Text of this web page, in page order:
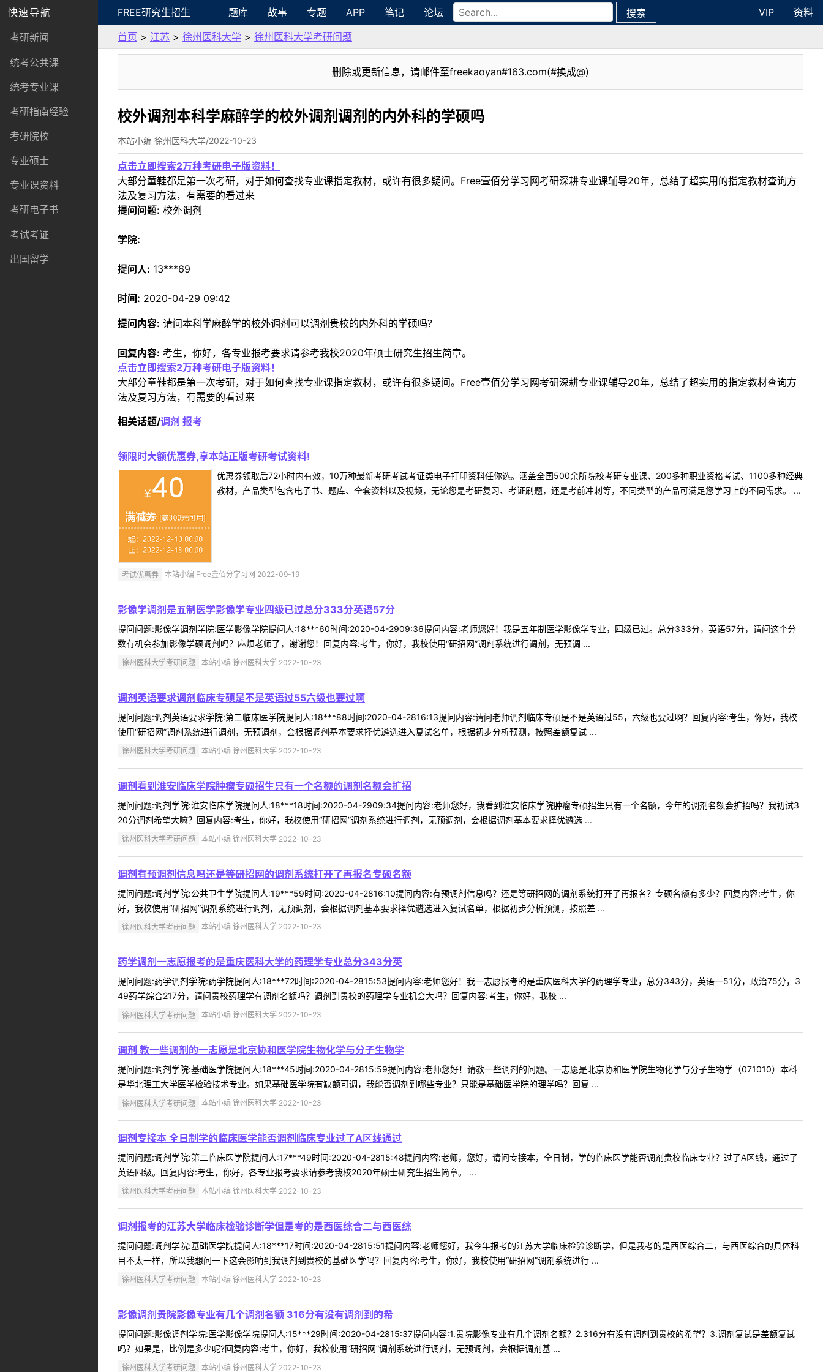
快速导航
考研新闻
统考公共课
统考专业课
考研指南经验
考研院校
专业硕士
专业课资料
考研电子书
考试考证
出国留学
FREE研究生招生 题库 故事 专题 APP 笔记 论坛 搜索 VIP
资料
首页 > 江苏 > 徐州医科大学 > 徐州医科大学考研问题
删除或更新信息，请邮件至freekaoyan#163.com(#换成@)
校外调剂本科学麻醉学的校外调剂调剂的内外科的学硕吗
本站小编 徐州医科大学/2022-10-23
点击立即搜索2万种考研电子版资料！
大部分童鞋都是第一次考研，对于如何查找专业课指定教材，或许有很多疑问。Free壹佰分学习网考研深耕专业课辅导20年，总结了超实用的指定教材查询方
法及复习方法，有需要的看过来
提问问题: 校外调剂
学院:
提问人: 13***69
时间: 2020-04-29 09:42
提问内容: 请问本科学麻醉学的校外调剂可以调剂贵校的内外科的学硕吗？
回复内容: 考生，你好，各专业报考要求请参考我校2020年硕士研究生招生简章。
点击立即搜索2万种考研电子版资料！
大部分童鞋都是第一次考研，对于如何查找专业课指定教材，或许有很多疑问。Free壹佰分学习网考研深耕专业课辅导20年，总结了超实用的指定教材查询方
法及复习方法，有需要的看过来
相关话题/调剂 报考
领限时大额优惠券,享本站正版考研考试资料!
优惠券领取后72小时内有效，10万种最新考研考试考证类电子打印资料任你选。涵盖全国500余所院校考研专业课、200多种职业资格考试、1100多种经典
教材，产品类型包含电子书、题库、全套资料以及视频，无论您是考研复习、考证刷题，还是考前冲刺等，不同类型的产品可满足您学习上的不同需求。 ...
考试优惠券 本站小编 Free壹佰分学习网 2022-09-19
影像学调剂是五制医学影像学专业四级已过总分333分英语57分
提问问题:影像学调剂学院:医学影像学院提问人:18***60时间:2020-04-2909:36提问内容:老师您好！我是五年制医学影像学专业，四级已过。总分333分，英语57分，请问这个分
数有机会参加影像学硕调剂吗？麻烦老师了，谢谢您！回复内容:考生，你好，我校使用“研招网”调剂系统进行调剂，无预调 ...
徐州医科大学考研问题 本站小编 徐州医科大学 2022-10-23
调剂英语要求调剂临床专硕是不是英语过55六级也要过啊
提问问题:调剂英语要求学院:第二临床医学院提问人:18***88时间:2020-04-2816:13提问内容:请问老师调剂临床专硕是不是英语过55，六级也要过啊？回复内容:考生，你好，我校
使用“研招网”调剂系统进行调剂，无预调剂，会根据调剂基本要求择优遴选进入复试名单，根据初步分析预测，按照差额复试 ...
徐州医科大学考研问题 本站小编 徐州医科大学 2022-10-23
调剂看到淮安临床学院肿瘤专硕招生只有一个名额的调剂名额会扩招
提问问题:调剂学院:淮安临床学院提问人:18***18时间:2020-04-2909:34提问内容:老师您好，我看到淮安临床学院肿瘤专硕招生只有一个名额，今年的调剂名额会扩招吗？我初试3
20分调剂希望大嘛？回复内容:考生，你好，我校使用“研招网”调剂系统进行调剂，无预调剂，会根据调剂基本要求择优遴选 ...
徐州医科大学考研问题 本站小编 徐州医科大学 2022-10-23
调剂有预调剂信息吗还是等研招网的调剂系统打开了再报名专硕名额
提问问题:调剂学院:公共卫生学院提问人:19***59时间:2020-04-2816:10提问内容:有预调剂信息吗？还是等研招网的调剂系统打开了再报名？专硕名额有多少？回复内容:考生，你
好，我校使用“研招网”调剂系统进行调剂，无预调剂，会根据调剂基本要求择优遴选进入复试名单，根据初步分析预测，按照差 ...
徐州医科大学考研问题 本站小编 徐州医科大学 2022-10-23
药学调剂一志愿报考的是重庆医科大学的药理学专业总分343分英
提问问题:药学调剂学院:药学院提问人:18***72时间:2020-04-2815:53提问内容:老师您好！我一志愿报考的是重庆医科大学的药理学专业，总分343分，英语一51分，政治75分，3
49药学综合217分，请问贵校药理学有调剂名额吗？调剂到贵校的药理学专业机会大吗？回复内容:考生，你好，我校 ...
徐州医科大学考研问题 本站小编 徐州医科大学 2022-10-23
调剂 教一些调剂的一志愿是北京协和医学院生物化学与分子生物学
提问问题:调剂学院:基础医学院提问人:18***45时间:2020-04-2815:59提问内容:老师您好！请教一些调剂的问题。一志愿是北京协和医学院生物化学与分子生物学（071010）本科
是华北理工大学医学检验技术专业。如果基础医学院有缺额可调，我能否调剂到哪些专业？只能是基础医学院的理学吗？回复 ...
徐州医科大学考研问题 本站小编 徐州医科大学 2022-10-23
调剂专接本 全日制学的临床医学能否调剂临床专业过了A区线通过
提问问题:调剂学院:第二临床医学院提问人:17***49时间:2020-04-2815:48提问内容:老师，您好，请问专接本，全日制，学的临床医学能否调剂贵校临床专业？过了A区线，通过了
英语四级。回复内容:考生，你好，各专业报考要求请参考我校2020年硕士研究生招生简章。 ...
徐州医科大学考研问题 本站小编 徐州医科大学 2022-10-23
调剂报考的江苏大学临床检验诊断学但是考的是西医综合二与西医综
提问问题:调剂学院:基础医学院提问人:18***17时间:2020-04-2815:51提问内容:老师您好，我今年报考的江苏大学临床检验诊断学，但是我考的是西医综合二，与西医综合的具体科
目不太一样，所以我想问一下这会影响到我调剂到贵校的基础医学吗？回复内容:考生，你好，我校使用“研招网”调剂系统进行 ...
徐州医科大学考研问题 本站小编 徐州医科大学 2022-10-23
影像调剂贵院影像专业有几个调剂名额 316分有没有调剂到的希
提问问题:影像调剂学院:医学影像学院提问人:15***29时间:2020-04-2815:37提问内容:1.贵院影像专业有几个调剂名额？2.316分有没有调剂到贵校的希望？3.调剂复试是差额复试
吗？如果是，比例是多少呢?回复内容:考生，你好，我校使用“研招网”调剂系统进行调剂，无预调剂，会根据调剂基 ...
徐州医科大学考研问题 本站小编 徐州医科大学 2022-10-23